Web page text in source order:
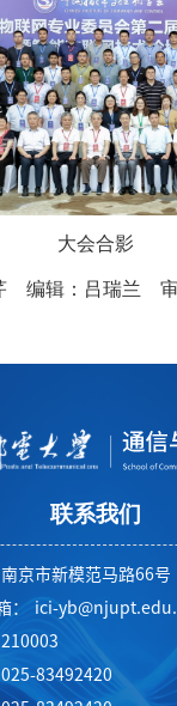
大会合影
编辑：吕瑞兰 审
联系我们
南京市新模范马路66号
：
ici-
210003
025-83492420